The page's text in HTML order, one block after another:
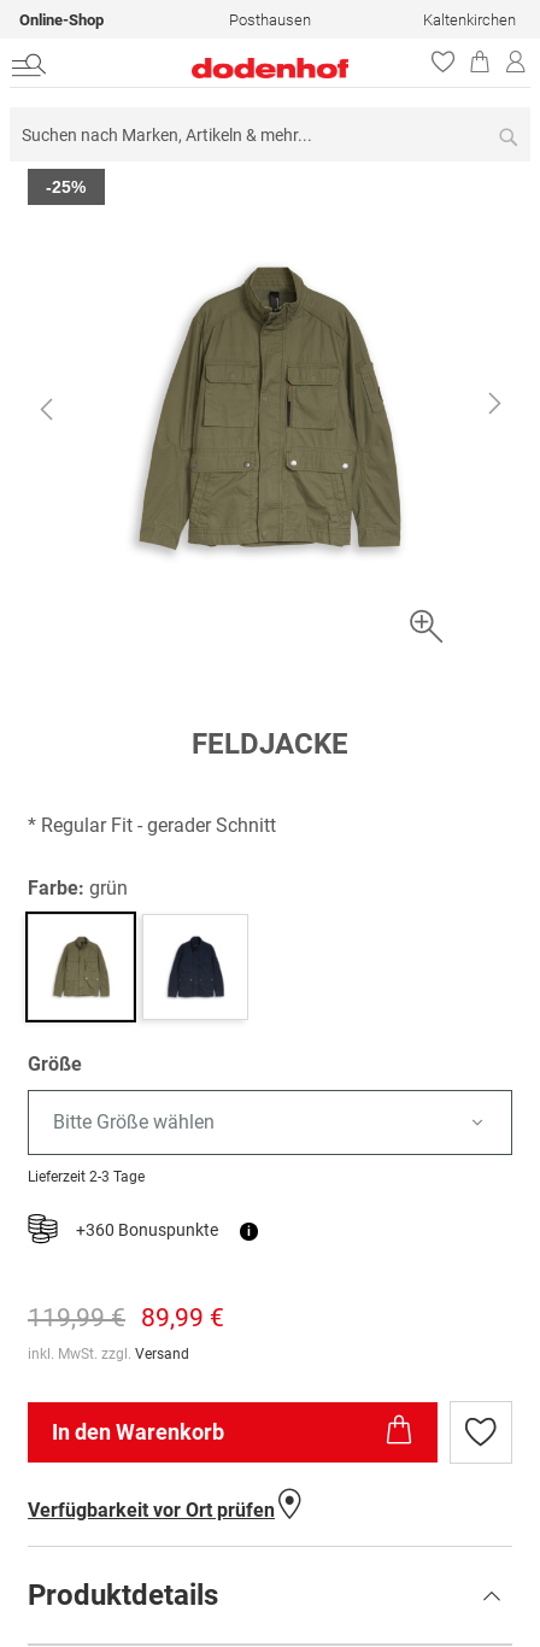
Online-Shop Posthausen Kaltenkirchen
Zum
Ende
-25%
springen
FELDJACKE
* Regular Fit - gerader Schnitt
Farbe: grün
Größe
Bitte Größe wählen
Lieferzeit 2-3 Tage
+360 Bonuspunkte i
119,99 € 89,99 €
inkl. MwSt. zzgl. Versand
In den Warenkorb
Zur
Verfügbarkeit vor Ort prüfen
Produktdetails